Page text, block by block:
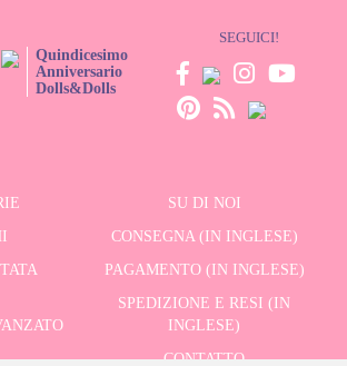
Quindicesimo
Anniversario
Dolls&Dolls
SEGUICI!
SU DI NOI
CONSEGNA (IN INGLESE)
PAGAMENTO (IN INGLESE)
SPEDIZIONE E RESI (IN
INGLESE)
CONTATTO